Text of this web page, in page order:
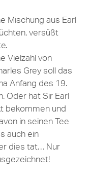
Mischung aus Earl
versüßt
Vielzahl von
Grey soll das
Anfang des 19.
Oder hat Sir Earl
bekommen und
in seinen Tee
auch ein
dies tat… Nur